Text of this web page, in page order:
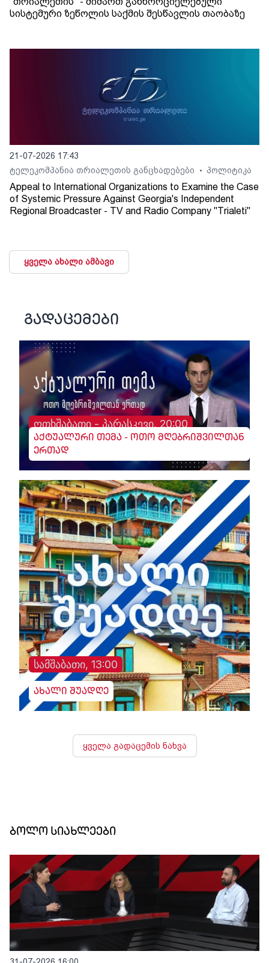
სისტემური ზეწოლის საქმის შესწავლის თაობაზე
21-07-2026 17:43
ტელეკომპანია თრიალეთის განცხადებები
• პოლიტიკა
Appeal to International Organizations to Examine the Case
of Systemic Pressure Against Georgia's Independent
Regional Broadcaster - TV and Radio Company "Trialeti"
ყველა ახალი ამბავი
გადაცემები
ოთხშაბათი - პარასკევი, 20:00
აქტუალური თემა - ოთო მღებრიშვილთან
ერთად
სამშაბათი, 13:00
ახალი შუადღე
ყველა გადაცემის ნახვა
ბოლო სიახლეები